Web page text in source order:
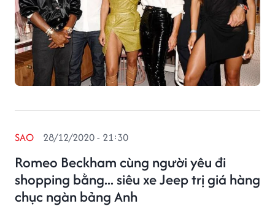
Romeo Beckham cùng người yêu đi
shopping bằng... siêu xe Jeep trị giá hàng
chục ngàn bảng Anh
SAO 28/12/2020 - 21:30